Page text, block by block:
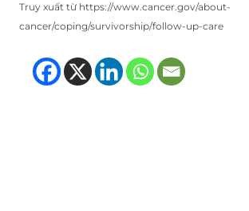
Truy xuất từ https://www.cancer.gov/about-
cancer/coping/survivorship/follow-up-care
(opens in new
(opens in
(opens